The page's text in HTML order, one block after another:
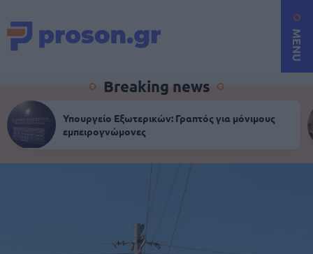
MENU
Breaking news
Υπουργείο Εξωτερικών: Γραπτός για μόνιμους
εμπειρογνώμονες